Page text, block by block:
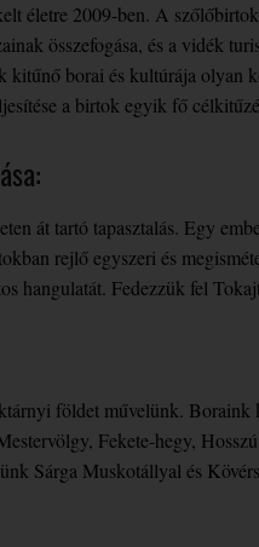
életre 2009-ben. A
összefogása, és a vidék
borai és kultúrája olyan
a birtok egyik fő
át tartó tapasztalás. Egy
rejlő egyszeri és
hangulatát. Fedezzük fel
földet művelünk. Boraink
Fekete-hegy,
Sárga Muskotállyal és